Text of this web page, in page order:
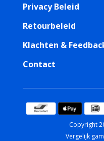
Privacy Beleid
Retourbeleid
Klachten &
Contact
Copyright
Vergelijk